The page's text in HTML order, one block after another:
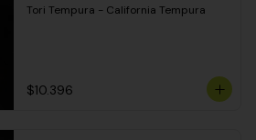
Tori Tempura - California Tempura
$10.396